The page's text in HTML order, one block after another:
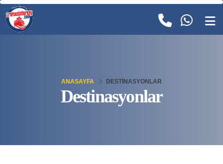
Destinasyonlar
ANASAYFA DESTINASYONLAR